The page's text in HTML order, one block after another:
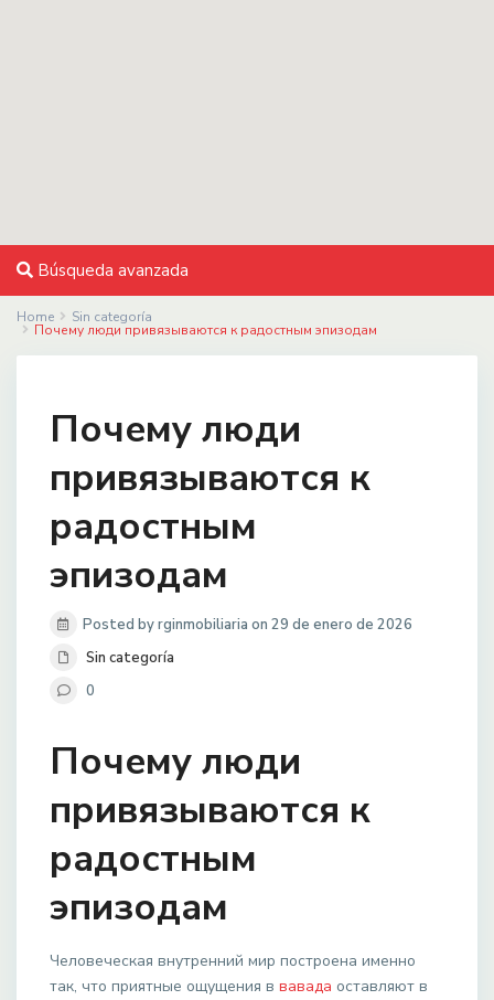
Búsqueda avanzada
Home Sin categoría
Почему люди привязываются к радостным эпизодам
Почему люди
привязываются к
радостным
эпизодам
Posted by rginmobiliaria on 29 de enero de 2026
Sin categoría
0
Почему люди
привязываются к
радостным
эпизодам
Человеческая внутренний мир построена именно
так, что приятные ощущения в вавада оставляют в